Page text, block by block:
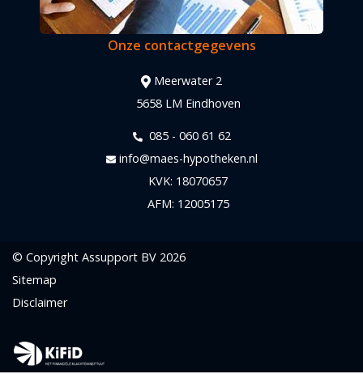
Onze contactgegevens
Meerwater 2
5658 LM Eindhoven
085 - 060 61 62
info@maes-hypotheken.nl
KVK: 18070657
AFM: 12005175
© Copyright Assupport BV 2026
Sitemap
Disclaimer